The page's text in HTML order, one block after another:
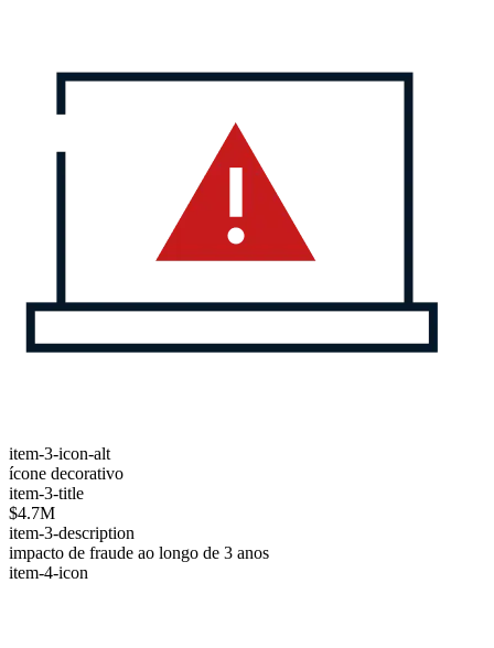
item-3-icon-alt
ícone decorativo
item-3-title
$4.7M
item-3-description
impacto de fraude ao longo de 3 anos
item-4-icon